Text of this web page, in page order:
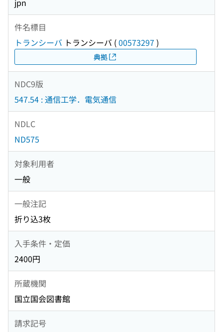
jpn
件名標目
トランシーバ トランシーバ (00573297 )
典拠
NDC9版
547.54 : 通信工学．電気通信
NDLC
ND575
対象利用者
一般
一般注記
折り込3枚
入手条件・定価
2400円
所蔵機関
国立国会図書館
請求記号